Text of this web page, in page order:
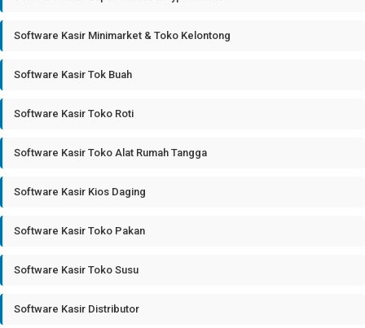
Software Kasir Minimarket & Toko Kelontong
Software Kasir Tok Buah
Software Kasir Toko Roti
Software Kasir Toko Alat Rumah Tangga
Software Kasir Kios Daging
Software Kasir Toko Pakan
Software Kasir Toko Susu
Software Kasir Distributor